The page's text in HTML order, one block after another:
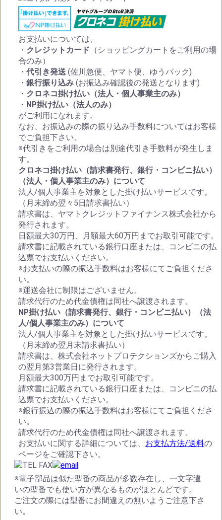
お支払いについては、
・ クレジットカード （ショッピングカートをご利用の場
合のみ）
・代引き発送 (佐川急便、ヤマト便、ゆうパック)
・銀行振り込み (お振込み確認後の発送となります)
・ クロネコ掛け払い（法人・個人事業主のみ）
・ NP掛け払い（法人のみ）
がご利用になれます。
なお、お振込みの際の振り込み手数料についてはお客様
でご負担下さい。
※代引きをご利用の場合は別途代引き手数料が発生しま
す。
クロネコ掛け払い（請求書発行、銀行・コンビニ払い）
（法人・個人事業主のみ）について
法人/個人事業主を対象とした掛け払いサービスです。
（月末締め翌々5日請求書払い）
請求書は、ヤマトクレジットファイナンス株式会社から
発行されます。
日額最大30万円、月額最大60万円までお取引可能です。
請求書に記載されている銀行口座または、コンビニの払
込票でお支払いください。
※お支払いの際の振込手数料はお客様にてご負担くださ
い。
※運送会社に制限はございません。
請求代行のため代金債権は同社へ譲渡されます。
NP掛け払い（請求書発行、銀行・コンビニ払い）（法
人/個人事業主のみ）について
法人/個人事業主を対象とした掛け払いサービスです。
（月末締め翌月末請求書払い）
請求書は、株式会社ネットプロテクションズからご購入
の翌月第3営業日に発行されます。
月額最大300万円までお取引可能です。
請求書に記載されている銀行口座または、コンビニの払
込票でお支払いください。
※銀行振込の際の振込手数料はお客様にてご負担くださ
い。
請求代行のため代金債権は同社へ譲渡されます。
お支払いに関する詳細については、 お支払方法/送料の
ページをご確認下さい。
※電子部品は似た型番の商品が多数存在し、一文字違
いの型番でも使い方が異なるものがほとんどです。
ご注文の際には型番にお間違えの無いようご注意下さ
い。